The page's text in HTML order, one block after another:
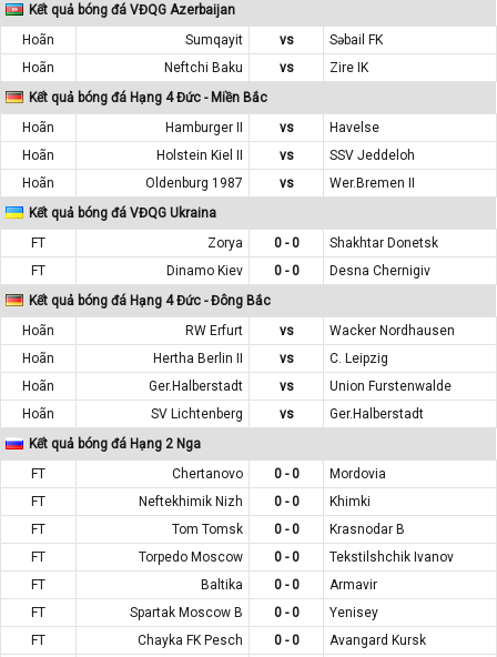
Kết quả bóng đá VĐQG Azerbaijan
Hoãn
Sumqayit vs
Səbail FK
Hoãn
Neftchi Baku vs
Zire IK
Kết quả bóng đá Hạng 4 Đức - Miền Bắc
Hoãn
Hamburger II vs
Havelse
Hoãn
Holstein Kiel II vs
SSV Jeddeloh
Hoãn
Oldenburg 1987 vs
Wer.Bremen II
Kết quả bóng đá VĐQG Ukraina
FT
Zorya 0 - 0
Shakhtar Donetsk
FT
Dinamo Kiev 0 - 0
Desna Chernigiv
Kết quả bóng đá Hạng 4 Đức - Đông Bắc
Hoãn
RW Erfurt vs
Wacker Nordhausen
Hoãn
Hertha Berlin II vs
C. Leipzig
Hoãn
Ger.Halberstadt vs
Union Furstenwalde
Hoãn
SV Lichtenberg vs
Ger.Halberstadt
Kết quả bóng đá Hạng 2 Nga
FT
Chertanovo 0 - 0
Mordovia
FT
Neftekhimik Nizh 0 - 0
Khimki
FT
Tom Tomsk 0 - 0
Krasnodar B
FT
Torpedo Moscow 0 - 0
Tekstilshchik Ivanov
FT
Baltika 0 - 0
Armavir
FT
Spartak Moscow B 0 - 0
Yenisey
FT
Chayka FK Pesch 0 - 0
Avangard Kursk